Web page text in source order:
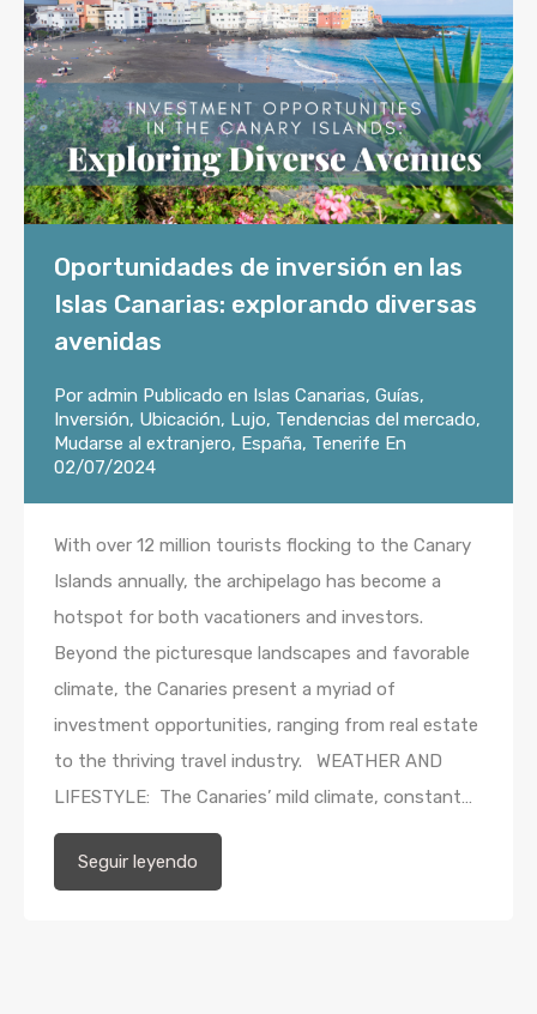
Oportunidades de inversión en las
Islas Canarias: explorando diversas
avenidas
Por admin Publicado en Islas Canarias, Guías,
Inversión, Ubicación, Lujo, Tendencias del mercado,
Mudarse al extranjero, España, Tenerife En
02/07/2024
With over 12 million tourists flocking to the Canary
Islands annually, the archipelago has become a
hotspot for both vacationers and investors.
Beyond the picturesque landscapes and favorable
climate, the Canaries present a myriad of
investment opportunities, ranging from real estate
to the thriving travel industry. WEATHER AND
LIFESTYLE: The Canaries’ mild climate, constant…
Seguir leyendo